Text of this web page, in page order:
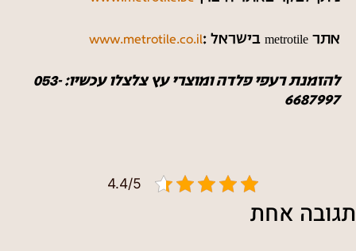
אתר metrotile בישראל : www.metrotile.co.il
להזמנת רעפי פלדה ומוצרי עץ צלצלו עכשיו: 053-
6687997
4.4/5
תגובה אחת